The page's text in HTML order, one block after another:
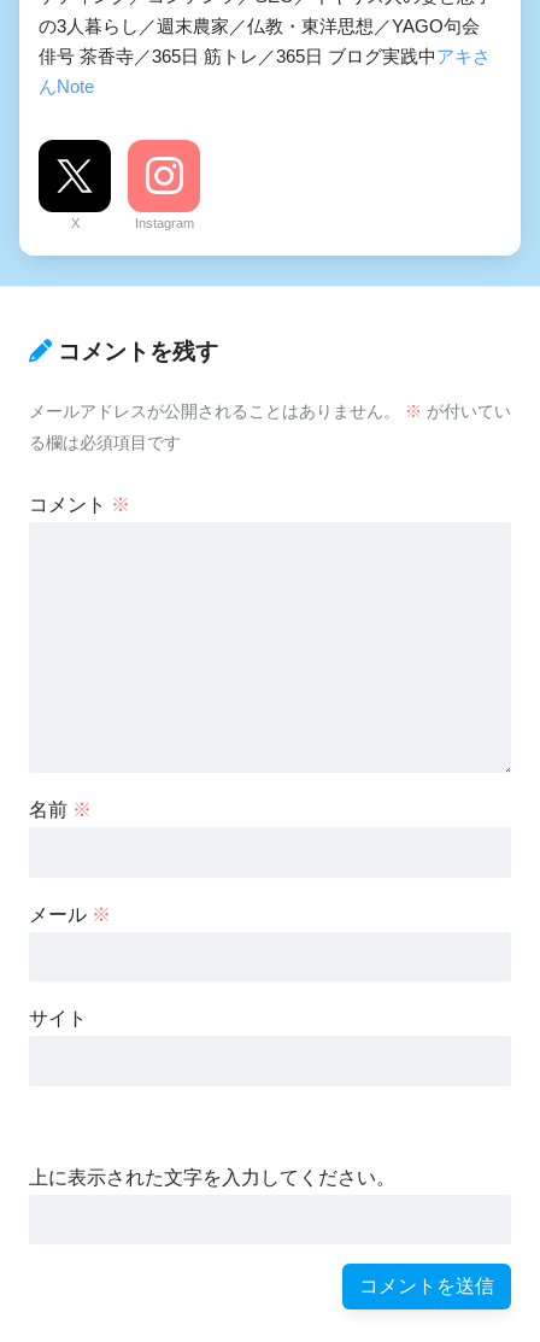
の3人暮らし／週末農家／仏教・東洋思想／YAGO句会
俳号 茶香寺／365日 筋トレ／365日 ブログ実践中アキさ
んNote
X Instagram
コメントを残す
メールアドレスが公開されることはありません。 ※ が付いてい
る欄は必須項目です
コメント ※
名前 ※
メール ※
サイト
上に表示された文字を入力してください。